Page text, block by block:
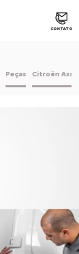
CONTATO
Peças Citroën